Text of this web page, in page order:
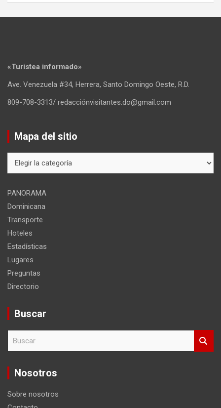
«Turistea informado»
Ave. Venezuela #34, Herrera, Santo Domingo Oeste, R.D.
809-708-3313/ redacciónvisitantes.do@gmail.com
Mapa del sitio
del
PANORAMA
Dominicana
Transporte
Hoteles
Estadísticas
Lugares
Preguntas
Directorio
Buscar
c
Nosotros
Sobre nosotros